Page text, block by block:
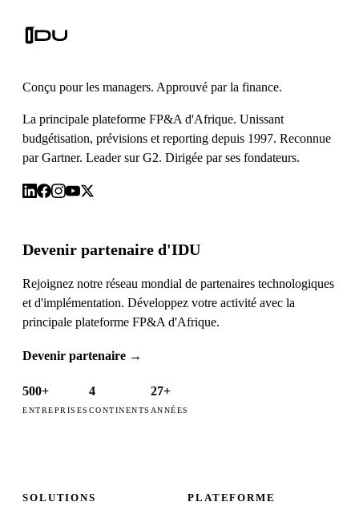
Conçu pour les managers. Approuvé par la finance.
La principale plateforme FP&A d'Afrique. Unissant
budgétisation, prévisions et reporting depuis 1997. Reconnue
par Gartner. Leader sur G2. Dirigée par ses fondateurs.
Devenir partenaire d'IDU
Rejoignez notre réseau mondial de partenaires technologiques
et d'implémentation. Développez votre activité avec la
principale plateforme FP&A d'Afrique.
Devenir partenaire →
500+
ENTREPRISES
4
CONTINENTS
27+
ANNÉES
SOLUTIONS PLATEFORME